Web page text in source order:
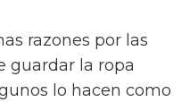
razones por las
guardar la ropa
lo hacen como